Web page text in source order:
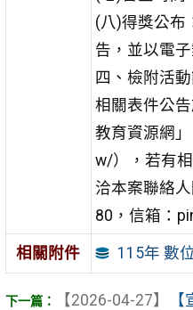
(八)得獎公布
告，並以電
四、檢附活
相關表件公
教育資源網
w/），若有
洽本案聯絡
80，信箱：
相關附件 115年 數
【2026-04-27】